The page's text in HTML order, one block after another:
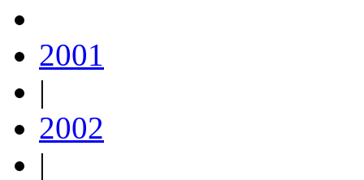
2001
|
2002
|